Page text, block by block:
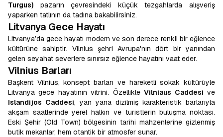
Turgus) pazarın çevresindeki küçük tezgahlarda alışveriş
yaparken tatlının da tadına bakabilirsiniz.
Litvanya Gece Hayatı
Litvanya’da gece hayatı modern ve son derece renkli bir eğlence
kültürüne sahiptir. Vilnius şehri Avrupa'nın dört bir yanından
gelen seyahat severlere sınırsız eğlence hayatını vaat eder.
Vilnius Barları
Başkent Vilnius, konsept barları ve hareketli sokak kültürüyle
Litvanya gece hayatının vitrini. ÖzellikleVilniaus Caddesi ve
Islandijos Caddesi, yan yana dizilmiş karakteristik barlarıyla
akşam saatlerinde yerel halkın ve turistlerin buluşma noktası.
Eski Şehir (Old Town) bölgesinin tarihi mahzenlerine gizlenmiş
butik mekanlar, hem otantik bir atmosfer sunar.